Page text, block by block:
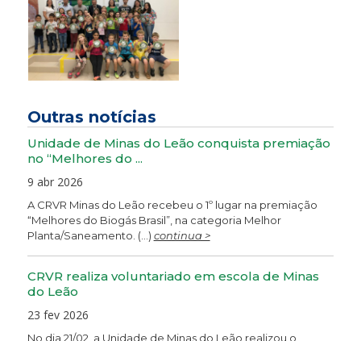
Outras notícias
Unidade de Minas do Leão conquista premiação
no “Melhores do ...
9 abr 2026
A CRVR Minas do Leão recebeu o 1º lugar na premiação
“Melhores do Biogás Brasil”, na categoria Melhor
Planta/Saneamento. (...) continua >
CRVR realiza voluntariado em escola de Minas
do Leão
23 fev 2026
No dia 21/02, a Unidade de Minas do Leão realizou o